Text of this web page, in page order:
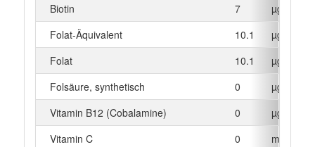
Biotin
7
µg
Folat-Äquivalent
10.1
µg
Folat
10.1
µg
Folsäure, synthetisch
0
µg
Vitamin B12 (Cobalamine)
0
µg
Vitamin C
0
mg